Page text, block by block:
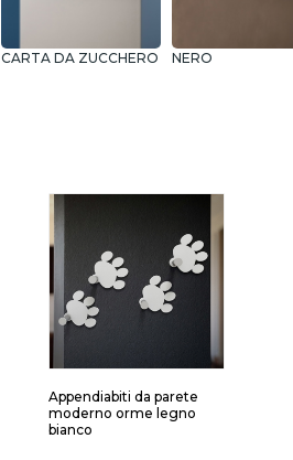
CARTA DA ZUCCHERO NERO
Appendiabiti da parete
moderno orme legno
bianco